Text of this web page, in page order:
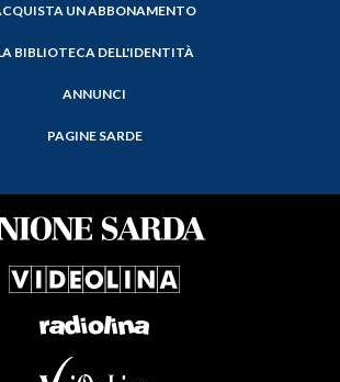
UN ABBONAMENTO
BIBLIOTECA DELL'IDENTITÀ
ANNUNCI
PAGINE SARDE